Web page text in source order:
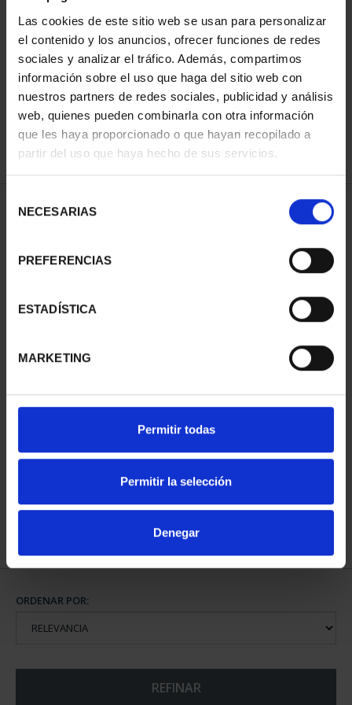
Las cookies de este sitio web se usan para personalizar
el contenido y los anuncios, ofrecer funciones de redes
sociales y analizar el tráfico. Además, compartimos
información sobre el uso que haga del sitio web con
nuestros partners de redes sociales, publicidad y análisis
web, quienes pueden combinarla con otra información
que les haya proporcionado o que hayan recopilado a
partir del uso que haya hecho de sus servicios.
NECESARIAS
PREFERENCIAS
ESTADÍSTICA
MARKETING
Permitir todas
Permitir la selección
Denegar
ORDENAR POR:
REFINAR
1 Productos encontrados
PROVINCIA COLECCION
COMPLET...
ORDENAR POR:
REFINAR